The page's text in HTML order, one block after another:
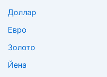
Доллар
Евро
Золото
Йена